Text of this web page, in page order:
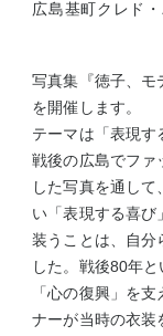
広島基町クレド
写真集『徳子、モ
を開催します。
テーマは「表現す
戦後の広島でファ
した写真を通し
い「表現する喜び
装うことは、自分
した。戦後80年
「心の復興」を
ナーが当時の衣装